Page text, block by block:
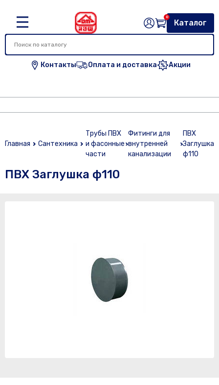
Контакты Оплата и доставка Акции
Каталог
0
Главная Сантехника
Трубы ПВХ
и фасонные
части
Фитинги для
внутренней
канализации
ПВХ
Заглушка
ф110
ПВХ Заглушка ф110